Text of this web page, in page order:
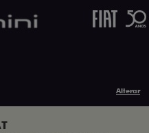
Alterar